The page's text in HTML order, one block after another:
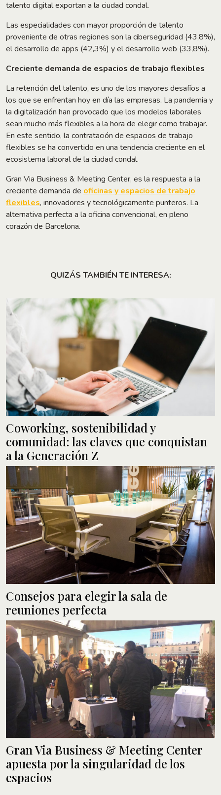
talento digital exportan a la ciudad condal.
Las especialidades con mayor proporción de talento
proveniente de otras regiones son la ciberseguridad (43,8%),
el desarrollo de apps (42,3%) y el desarrollo web (33,8%).
Creciente demanda de espacios de trabajo flexibles
La retención del talento, es uno de los mayores desafíos a
los que se enfrentan hoy en día las empresas. La pandemia y
la digitalización han provocado que los modelos laborales
sean mucho más flexibles a la hora de elegir como trabajar.
En este sentido, la contratación de espacios de trabajo
flexibles se ha convertido en una tendencia creciente en el
ecosistema laboral de la ciudad condal.
Gran Via Business & Meeting Center, es la respuesta a la
creciente demanda de oficinas y espacios de trabajo
flexibles, innovadores y tecnológicamente punteros. La
alternativa perfecta a la oficina convencional, en pleno
corazón de Barcelona.
QUIZÁS TAMBIÉN TE INTERESA:
Coworking, sostenibilidad y
comunidad: las claves que conquistan
a la Generación Z
Consejos para elegir la sala de
reuniones perfecta
Gran Via Business & Meeting Center
apuesta por la singularidad de los
espacios